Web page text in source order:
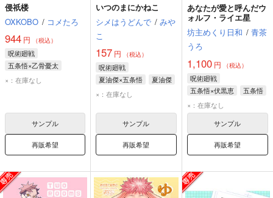
侵祇楼
OXKOBO / コメたろ
944 円 （税込）
呪術廻戦
五条悟×乙骨憂太
乙骨憂太
×：在庫なし
サンプル
再販希望
いつのまにかねこ
シメはうどんで / みや
こ
157 円 （税込）
呪術廻戦
夏油傑×五条悟
夏油傑
五条悟
×：在庫なし
サンプル
再販希望
あなたが愛と呼んだウ
ォルフ・ライエ星
坊主めくり日和 / 青茶
うろ
1,100円 （税込）
呪術廻戦
五条悟×伏黒恵
五条悟
伏黒恵
×：在庫なし
サンプル
再販希望